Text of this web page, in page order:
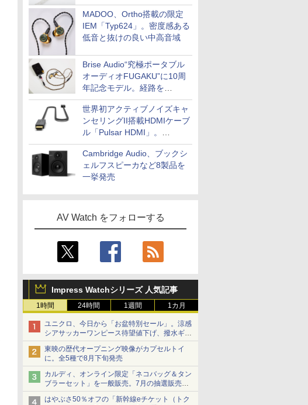
MADOO、Ortho搭載の限定
IEM「Typ624」。密度感ある
低音と抜けの良い中高音域
Brise Audio“究極ポータブル
オーディオFUGAKU”に10周
年記念モデル。経路を
NISHIKIで統一。400万円
世界初アクティブノイズキャ
ンセリングII搭載HDMIケーブ
ル「Pulsar HDMI」。
SilentPowerから
Cambridge Audio、ブックシ
ェルフスピーカなど8製品を
一挙発売
AV Watch をフォローする
Impress Watchシリーズ 人気記事
1時間 24時間 1週間 1カ月
ユニクロ、今日から「お盆特別セール」。涼感
シアサッカーワンピース待望値下げ、撥水ギア
ショーツは1990円に
東映の歴代オープニング映像がカプセルトイ
に。全5種で8月下旬発売
カルディ、オンライン限定「ネコバッグ＆タン
ブラーセット」を一般販売。7月の抽選販売の
当選無効分
はやぶさ50％オフの「新幹線eチケット（トク